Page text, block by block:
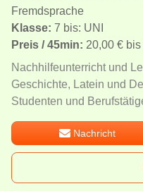
Fremdsprache
Klasse: 7 bis: UNI
Preis / 45min: 20,00 €
Nachhilfeunterricht und
Geschichte, Latein und
Studenten und
Nachricht